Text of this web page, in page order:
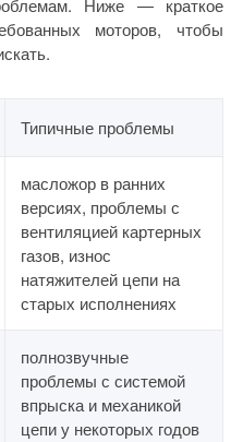
Ниже — краткое
моторов, чтобы
Типичные проблемы
масложор в ранних
версиях, проблемы с
вентиляцией картерных
газов, износ
натяжителей цепи на
старых исполнениях
полнозвучные
проблемы с системой
впрыска и механикой
цепи у некоторых годов